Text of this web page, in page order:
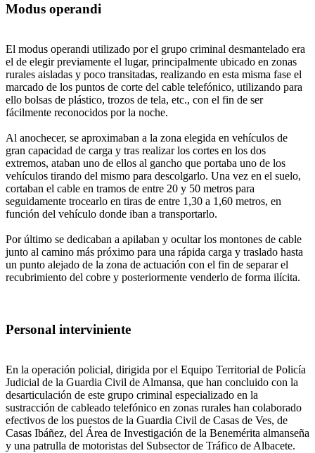
Modus operandi
El modus operandi utilizado por el grupo criminal desmantelado era
el de elegir previamente el lugar, principalmente ubicado en zonas
rurales aisladas y poco transitadas, realizando en esta misma fase el
marcado de los puntos de corte del cable telefónico, utilizando para
ello bolsas de plástico, trozos de tela, etc., con el fin de ser
fácilmente reconocidos por la noche.
Al anochecer, se aproximaban a la zona elegida en vehículos de
gran capacidad de carga y tras realizar los cortes en los dos
extremos, ataban uno de ellos al gancho que portaba uno de los
vehículos tirando del mismo para descolgarlo. Una vez en el suelo,
cortaban el cable en tramos de entre 20 y 50 metros para
seguidamente trocearlo en tiras de entre 1,30 a 1,60 metros, en
función del vehículo donde iban a transportarlo.
Por último se dedicaban a apilaban y ocultar los montones de cable
junto al camino más próximo para una rápida carga y traslado hasta
un punto alejado de la zona de actuación con el fin de separar el
recubrimiento del cobre y posteriormente venderlo de forma ilícita.
Personal interviniente
En la operación policial, dirigida por el Equipo Territorial de Policía
Judicial de la Guardia Civil de Almansa, que han concluido con la
desarticulación de este grupo criminal especializado en la
sustracción de cableado telefónico en zonas rurales han colaborado
efectivos de los puestos de la Guardia Civil de Casas de Ves, de
Casas Ibáñez, del Área de Investigación de la Benemérita almanseña
y una patrulla de motoristas del Subsector de Tráfico de Albacete.